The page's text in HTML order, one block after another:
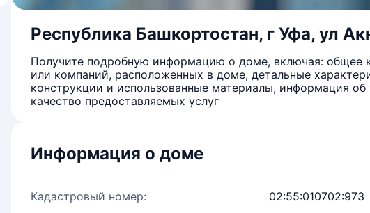
Республика Башкортостан, г Уфа, ул
Получите подробную информацию о доме, включая: общее
или компаний, расположенных в доме, детальные
конструкции и использованные материалы, информация
качество предоставляемых услуг
Информация о доме
Кадастровый номер: 02:55:010702:973